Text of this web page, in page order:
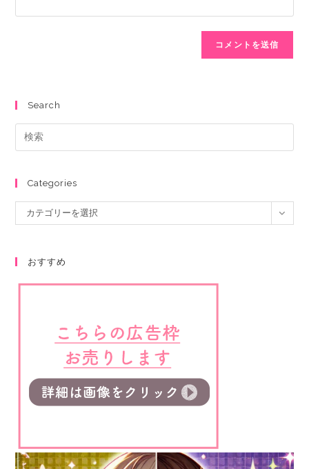
Search
Categories
カテゴリーを選択
おすすめ